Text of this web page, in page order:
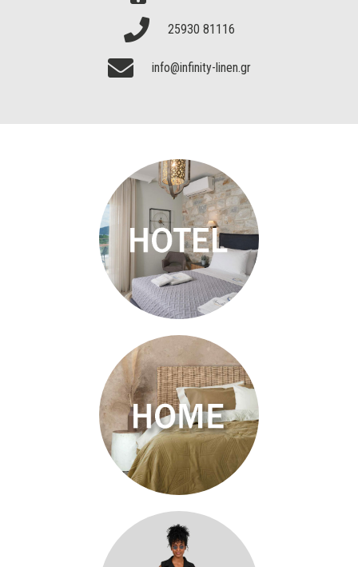
25930 81116
info@infinity-linen.gr